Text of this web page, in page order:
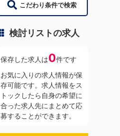
こだわり条件で検索
検討リストの求人
保存した求人は0件です
お気に入りの求人情報が保
存可能です。求人情報をス
トックしたら自身の希望に
合った求人先にまとめて応
募することができます。